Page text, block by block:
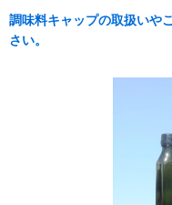
調味料キャップの取扱いや
さい。